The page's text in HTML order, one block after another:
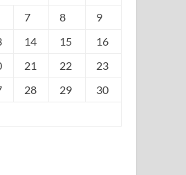
7 8
9
14 15
16
21 22
23
28 29
30